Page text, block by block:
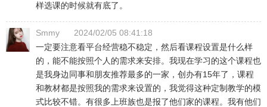
样选课的时候就有底了。
Smmy
2024/02/05 08:41:18
一定要注意看平台经营稳不稳定，然后看课程设置是什么样
的，能不能按照个人的需求来安排。我现在学习的这个课程也
是我身边同事和朋友推荐最多的一家，创办有15年了，课程
和教材都是按照我的需求来设置的，我觉得这种定制教学的模
式比较不错。有很多上班族也是报了他们家的课程。我有他们